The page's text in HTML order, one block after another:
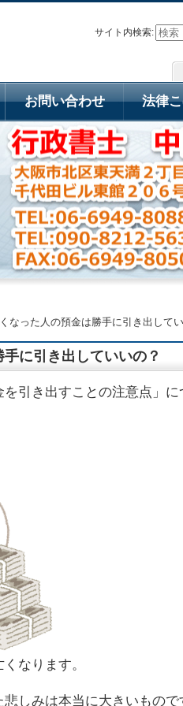
なった人の預金は勝手に引き出して
に引き出していいの？
引き出すことの注意点」
なります。
しみは本当に大きいもので
お問い合わせ 法律
サイト内検索: